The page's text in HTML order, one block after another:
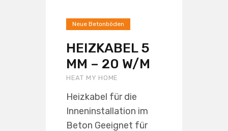
Neue Betonböden
HEIZKABEL 5
MM – 20 W/M
HEAT MY HOME
Heizkabel für die
Inneninstallation im
Beton Geeignet für